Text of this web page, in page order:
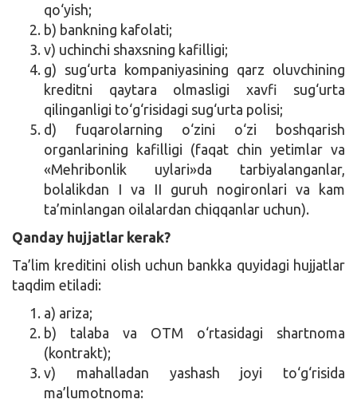
qo‘yish;
b) bankning kafolati;
v) uchinchi shaxsning kafilligi;
g) sug‘urta kompaniyasining qarz oluvchining
kreditni qaytara olmasligi xavfi sug‘urta
qilinganligi to‘g‘risidagi sug‘urta polisi;
d) fuqarolarning o‘zini o‘zi boshqarish
organlarining kafilligi (faqat chin yetimlar va
«Mehribonlik uylari»da tarbiyalanganlar,
bolalikdan I va II guruh nogironlari va kam
ta’minlangan oilalardan chiqqanlar uchun).
Qanday hujjatlar kerak?
Ta’lim kreditini olish uchun bankka quyidagi hujjatlar
taqdim etiladi:
a) ariza;
b) talaba va OTM o‘rtasidagi shartnoma
(kontrakt);
v) mahalladan yashash joyi to‘g‘risida
ma’lumotnoma: